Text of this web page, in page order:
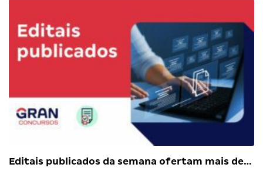
Editais publicados da semana ofertam mais de…